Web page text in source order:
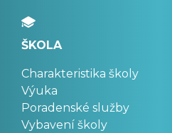
ŠKOLA
Charakteristika školy
Výuka
Poradenské služby
Vybavení školy